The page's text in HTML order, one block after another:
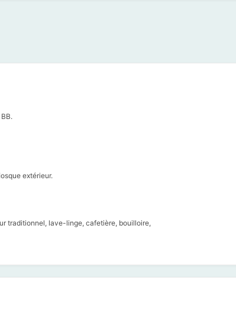
extérieur.
traditionnel, lave-linge, cafetière, bouilloire,